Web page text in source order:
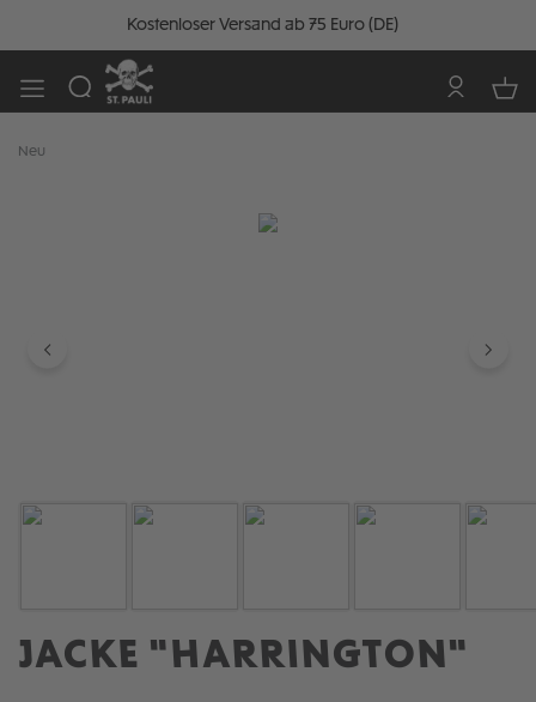
Kostenloser Versand ab 75 Euro (DE)
Neu
JACKE "HARRINGTON"